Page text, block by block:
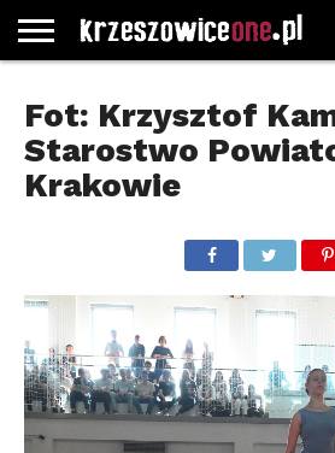
GŁÓWNA
WYBORY
SAMORZĄDOWE
WYBIERZ
KATEGORIE
ROZKŁADY
JAZDY
GREGORCZYK
WATCH
KONTAKT
Fot: Krzysztof
Starostwo
Krakowie